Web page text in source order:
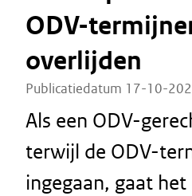
ODV-
overlijden
Publicatiedatum 17-10-
Als een ODV-
terwijl de ODV-
ingegaan, gaat